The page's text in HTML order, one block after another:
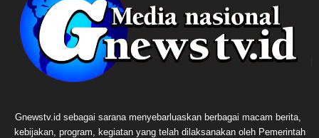
Gnewstv.id sebagai sarana menyebarluaskan berbagai macam berita,
kebijakan, program, kegiatan yang telah dilaksanakan oleh Pemerintah